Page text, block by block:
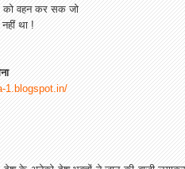
को वहन कर सक जो
नहीं था !
1.blogspot.in/